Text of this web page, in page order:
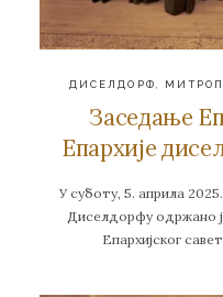
ДИСЕЛДОРФ
Заседање
Епархије
У суботу, 5. априла
Диселдорфу одржано
Епархијског